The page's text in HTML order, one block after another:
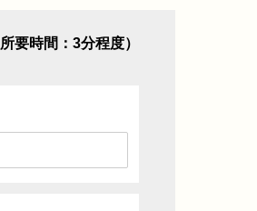
要時間：3分程度）